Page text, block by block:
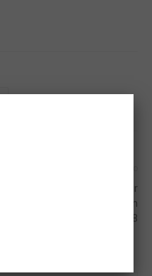
Escoamento de grãos por
ferrovias deve crescer em
2018